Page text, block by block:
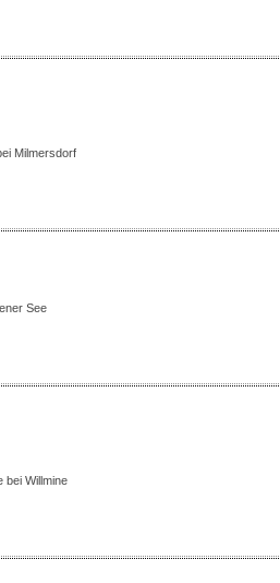
Milmersdorf
See
bei Willmine